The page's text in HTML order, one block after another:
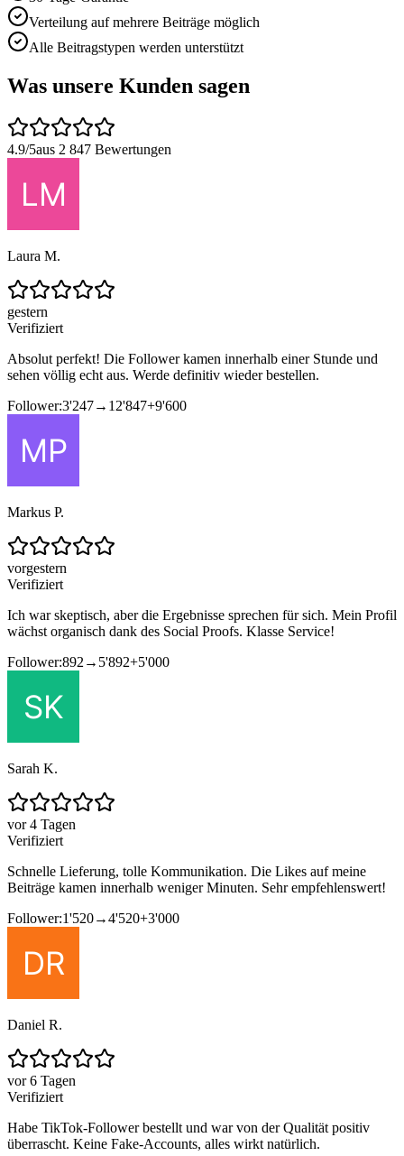
Verteilung auf mehrere Beiträge möglich
Alle Beitragstypen werden unterstützt
Was unsere Kunden sagen
4.9/5aus 2 847 Bewertungen
Laura M.
gestern
Verifiziert
Absolut perfekt! Die Follower kamen innerhalb einer Stunde und
sehen völlig echt aus. Werde definitiv wieder bestellen.
Follower:3'247→ 12'847+9'600
Markus P.
vorgestern
Verifiziert
Ich war skeptisch, aber die Ergebnisse sprechen für sich. Mein Profil
wächst organisch dank des Social Proofs. Klasse Service!
Follower:892 → 5'892+5'000
Sarah K.
vor 4 Tagen
Verifiziert
Schnelle Lieferung, tolle Kommunikation. Die Likes auf meine
Beiträge kamen innerhalb weniger Minuten. Sehr empfehlenswert!
Follower:1'520→4'520+3'000
Daniel R.
vor 6 Tagen
Verifiziert
Habe TikTok-Follower bestellt und war von der Qualität positiv
überrascht. Keine Fake-Accounts, alles wirkt natürlich.